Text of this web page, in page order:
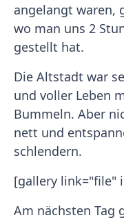
angelangt waren,
wo man uns 2
gestellt hat.
Die Altstadt war
und voller Leben
Bummeln. Aber
nett und
schlendern.
[gallery link="file"
Am nächsten Tag